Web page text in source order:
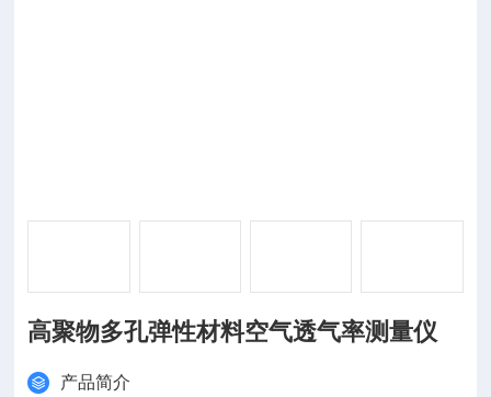
高聚物多孔弹性材料空气透气率测量仪
产品简介